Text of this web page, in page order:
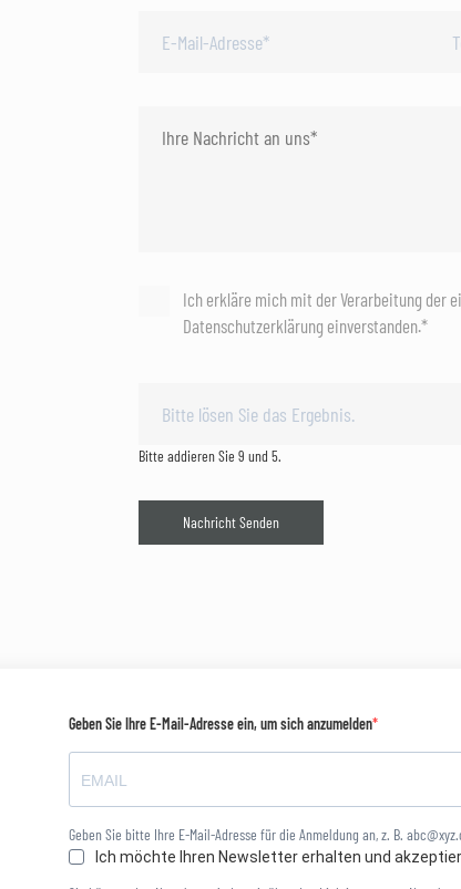
Ich erkläre mich mit der Verarbeitung der
Datenschutzerklärung einverstanden.*
Bitte addieren Sie 9 und 5.
Nachricht Senden
Geben Sie Ihre E-Mail-Adresse ein, um sich anzumelden
Geben Sie bitte Ihre E-Mail-Adresse für die Anmeldung an, z. B.
Ich möchte Ihren Newsletter erhalten und